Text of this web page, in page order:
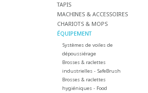
TAPIS
MACHINES & ACCESSOIRES
CHARIOTS & MOPS
ÉQUIPEMENT
Systèmes de voiles de
dépoussiérage
Brosses & raclettes
industrielles - SafeBrush
Brosses & raclettes
hygiéniques - Food